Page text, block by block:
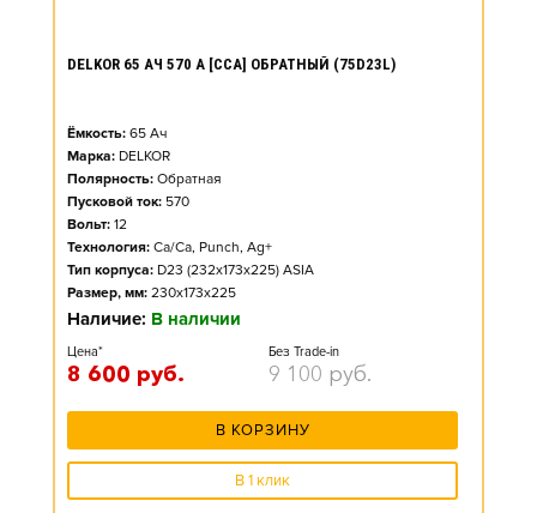
DELKOR 65 АЧ 570 А [CCA] ОБРАТНЫЙ (75D23L)
Ёмкость: 65 Ач
Марка: DELKOR
Полярность: Обратная
Пусковой ток: 570
Вольт: 12
Технология: Ca/Ca, Punch, Ag+
Тип корпуса: D23 (232x173x225) ASIA
Размер, мм: 230x173x225
Наличие: В наличии
Цена*
8 600 руб.
Без Trade-in
9 100 руб.
В КОРЗИНУ
В 1 клик